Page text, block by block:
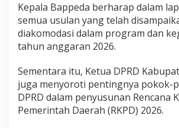
Kepala Bappeda berharap dalam
semua usulan yang telah
diakomodasi dalam program dan
tahun anggaran 2026.
Sementara itu, Ketua DPRD
juga menyoroti pentingnya pokok-
DPRD dalam penyusunan Rencana
Pemerintah Daerah (RKPD) 2026.